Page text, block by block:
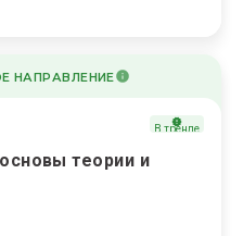
НАПРАВЛЕНИЕ
В тренде
теории и